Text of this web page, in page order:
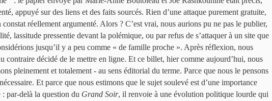
appuyé sur des liens et des faits sourcés. Rien d’une attaque purement gratuite,
constat réellement argumenté. Alors ? C’est vrai, nous aurions pu ne pas le publier,
lassitude pressentie devant la polémique, ou par refus de s’attaquer à un site que
jusqu’il y a peu comme « de famille proche ». Après réflexion, nous
contraire décidé de le mettre en ligne. Et ce billet, hier comme aujourd’hui, nous
pleinement et totalement - au sens éditorial du terme. Parce que nous le pensons
Et parce que nous estimons que le sujet soulevé est d’une importance
: par-delà la question du Grand Soir, il renvoie à une évolution politique lourde qui